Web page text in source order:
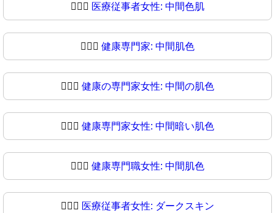
👩🏼‍⚕ 医療従事者女性: 中間色肌
👩🏽‍⚕️ 健康専門家: 中間肌色
👩🏽‍⚕ 健康の専門家女性: 中間の肌色
👩🏾‍⚕️ 健康専門家女性: 中間暗い肌色
👩🏾‍⚕ 健康専門職女性: 中間肌色
👩🏿‍⚕️ 医療従事者女性: ダークスキン